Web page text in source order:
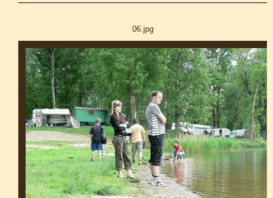
06.jpg